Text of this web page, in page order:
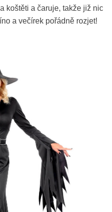
sítí
nehty 8ml
Kč
koštěti a čaruje, takže již nic
a večírek pořádně rozjet!